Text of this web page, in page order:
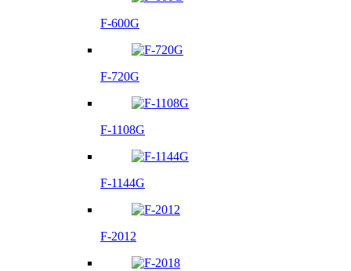
F-600G
F-720G
F-1108G
F-1144G
F-2012